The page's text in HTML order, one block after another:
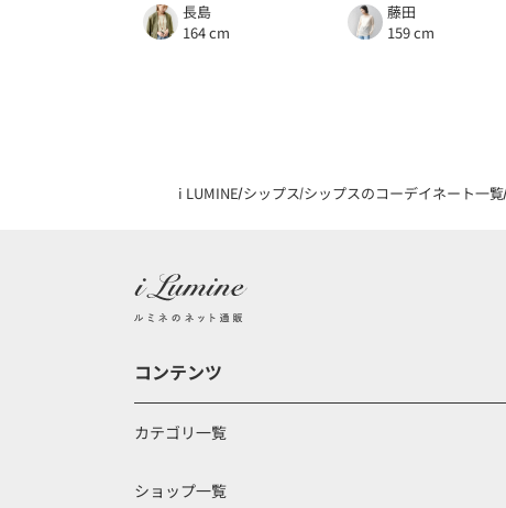
長島
164 cm
藤田
159 cm
i LUMINE シップス シップスのコーデイネート一覧
コンテンツ
カテゴリ一覧
ショップ一覧